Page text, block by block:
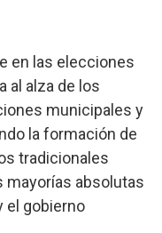
en las elecciones
al alza de los
municipales y
la formación de
tradicionales
mayorías absolutas
el gobierno